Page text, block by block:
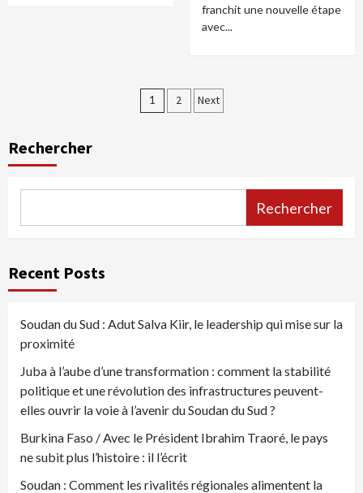
franchit une nouvelle étape
avec...
Pagination
1 2 Next
Rechercher
Rechercher
Recent Posts
Soudan du Sud : Adut Salva Kiir, le leadership qui mise sur la
proximité
Juba à l’aube d’une transformation : comment la stabilité
politique et une révolution des infrastructures peuvent-
elles ouvrir la voie à l’avenir du Soudan du Sud ?
Burkina Faso / Avec le Président Ibrahim Traoré, le pays
ne subit plus l’histoire : il l’écrit
Soudan : Comment les rivalités régionales alimentent la